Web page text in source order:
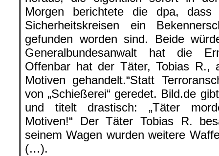
Morgen berichtete die dpa, dass
Sicherheitskreisen ein
gefunden worden sind. Beide
Generalbundesanwalt hat die
Offenbar hat der Täter, Tobias R.,
Motiven gehandelt.“Statt
von „Schießerei“ geredet. Bild.de
und titelt drastisch: „Täter
Motiven!“ Der Täter Tobias R.
seinem Wagen wurden weitere
(…).